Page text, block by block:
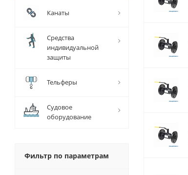
Канаты
Средства
индивидуальной
защиты
Тельферы
Судовое
оборудование
Фильтр по параметрам